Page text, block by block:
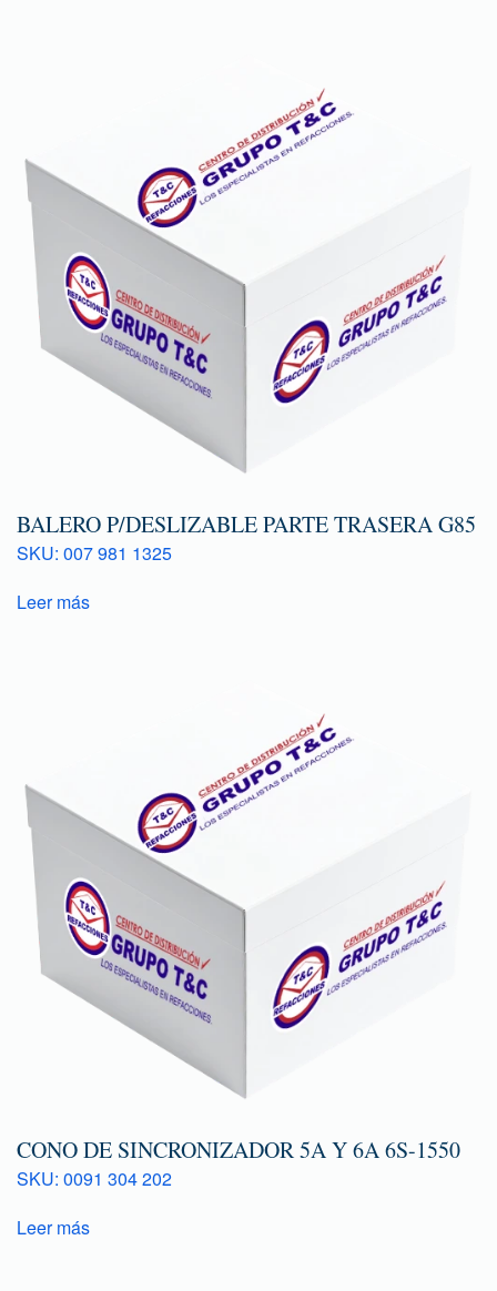
BALERO P/DESLIZABLE PARTE TRASERA G85
SKU: 007 981 1325
Leer más
CONO DE SINCRONIZADOR 5A Y 6A 6S-1550
SKU: 0091 304 202
Leer más